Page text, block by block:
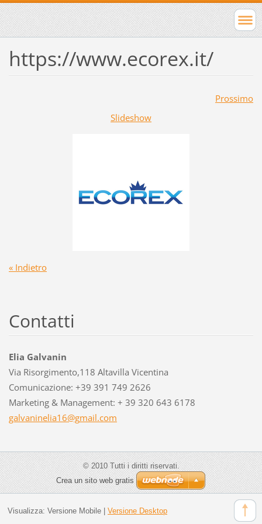
https://www.ecorex.it/
Prossimo
Slideshow
« Indietro
Contatti
Elia Galvanin
Via Risorgimento,118 Altavilla Vicentina
Comunicazione: +39 391 749 2626
Marketing & Management: + 39 320 643 6178
galvaninelia16@gmail.com
© 2010 Tutti i diritti riservati.
Crea un sito web gratis
Visualizza: Versione Mobile| Versione Desktop